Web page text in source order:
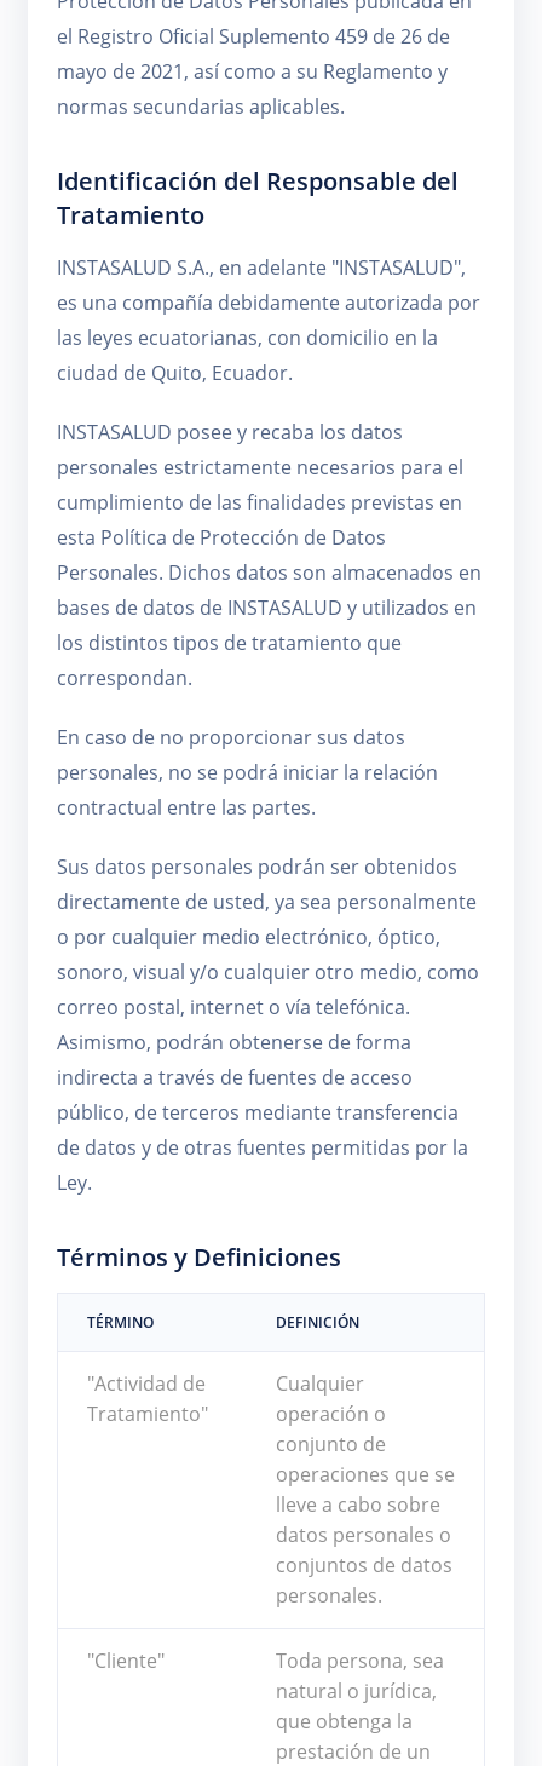
el Registro Oficial Suplemento 459 de 26 de
mayo de 2021, así como a su Reglamento y
normas secundarias aplicables.
Identificación del Responsable del
Tratamiento
INSTASALUD S.A., en adelante "INSTASALUD",
es una compañía debidamente autorizada por
las leyes ecuatorianas, con domicilio en la
ciudad de Quito, Ecuador.
INSTASALUD posee y recaba los datos
personales estrictamente necesarios para el
cumplimiento de las finalidades previstas en
esta Política de Protección de Datos
Personales. Dichos datos son almacenados en
bases de datos de INSTASALUD y utilizados en
los distintos tipos de tratamiento que
correspondan.
En caso de no proporcionar sus datos
personales, no se podrá iniciar la relación
contractual entre las partes.
Sus datos personales podrán ser obtenidos
directamente de usted, ya sea personalmente
o por cualquier medio electrónico, óptico,
sonoro, visual y/o cualquier otro medio, como
correo postal, internet o vía telefónica.
Asimismo, podrán obtenerse de forma
indirecta a través de fuentes de acceso
público, de terceros mediante transferencia
de datos y de otras fuentes permitidas por la
Ley.
Términos y Definiciones
TÉRMINO DEFINICIÓN
"Actividad de
Tratamiento"
Cualquier
operación o
conjunto de
operaciones que se
lleve a cabo sobre
datos personales o
conjuntos de datos
personales.
"Cliente"
Toda persona, sea
natural o jurídica,
que obtenga la
prestación de un